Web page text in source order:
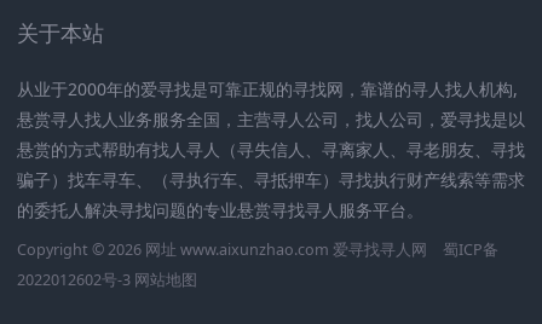
关于本站
从业于2000年的爱寻找是可靠正规的寻找网，靠谱的寻人找人机构,
悬赏寻人找人业务服务全国，主营寻人公司，找人公司，爱寻找是以
悬赏的方式帮助有找人寻人（寻失信人、寻离家人、寻老朋友、寻找
骗子）找车寻车、（寻执行车、寻抵押车）寻找执行财产线索等需求
的委托人解决寻找问题的专业悬赏寻找寻人服务平台。
Copyright © 2026 网址 www.aixunzhao.com 爱寻找寻人网
蜀ICP备
2022012602号-3 网站地图